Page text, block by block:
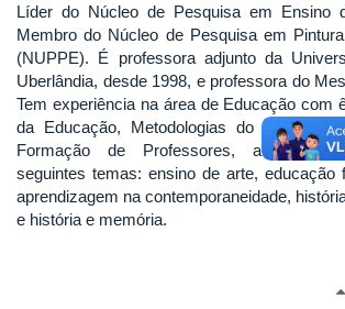
Líder do Núcleo de Pesquisa em Ensino
Membro do Núcleo de Pesquisa em
(NUPPE). É professora adjunto da
Uberlândia, desde 1998, e professora do
Tem experiência na área de Educação com
da Educação, Metodologias do Ensino
Formação de Professores, atuando
seguintes temas: ensino de arte, educação
aprendizagem na contemporaneidade,
e história e memória.